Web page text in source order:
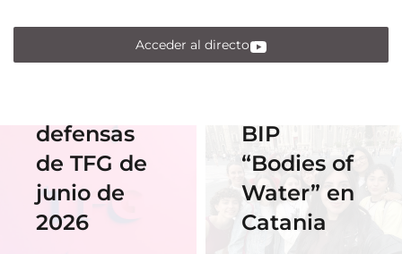
Acceder al directo
acceso al
defensas
de TFG de
junio de
2026
participan
BIP
“Bodies of
Water” en
Catania
14 Abril 2026
06 Abril 2026
Cauce: El
diseño que
18 Noviembre
2025
Nuestra
alumna
gana el